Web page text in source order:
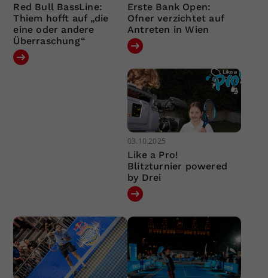
Red Bull BassLine:
Thiem hofft auf „die
eine oder andere
Überraschung“
Erste Bank Open:
Ofner verzichtet auf
Antreten in Wien
03.10.2025
Like a Pro!
Blitzturnier powered
by Drei